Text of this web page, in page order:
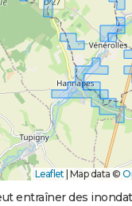
Leaflet | Map data ©
entraîner des